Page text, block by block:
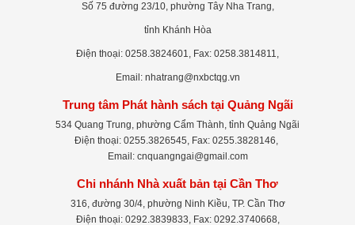
Số 75 đường 23/10, phường Tây Nha Trang,
tỉnh Khánh Hòa
Điện thoại: 0258.3824601, Fax: 0258.3814811,
Email: nhatrang@nxbctqg.vn
Trung tâm Phát hành sách tại Quảng Ngãi
534 Quang Trung, phường Cẩm Thành, tỉnh Quảng Ngãi
Điện thoại: 0255.3826545, Fax: 0255.3828146,
Email: cnquangngai@gmail.com
Chi nhánh Nhà xuất bản tại Cần Thơ
316, đường 30/4, phường Ninh Kiều, TP. Cần Thơ
Điện thoại: 0292.3839833, Fax: 0292.3740668,